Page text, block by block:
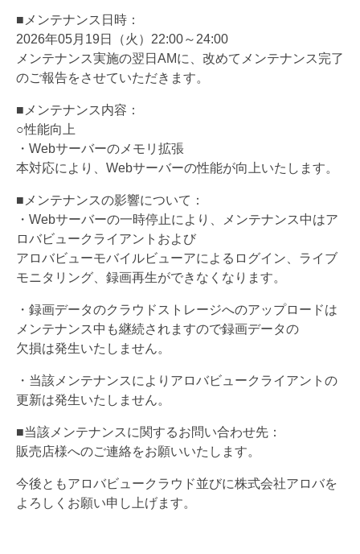
■メンテナンス日時：
2026年05月19日（火）22:00～24:00
メンテナンス実施の翌日AMに、改めてメンテナンス完了
のご報告をさせていただきます。
■メンテナンス内容：
○性能向上
・Webサーバーのメモリ拡張
本対応により、Webサーバーの性能が向上いたします。
■メンテナンスの影響について：
・Webサーバーの一時停止により、メンテナンス中はア
ロバビュークライアントおよび
アロバビューモバイルビューアによるログイン、ライブ
モニタリング、録画再生ができなくなります。
・録画データのクラウドストレージへのアップロードは
メンテナンス中も継続されますので録画データの
欠損は発生いたしません。
・当該メンテナンスによりアロバビュークライアントの
更新は発生いたしません。
■当該メンテナンスに関するお問い合わせ先：
販売店様へのご連絡をお願いいたします。
今後ともアロバビュークラウド並びに株式会社アロバを
よろしくお願い申し上げます。